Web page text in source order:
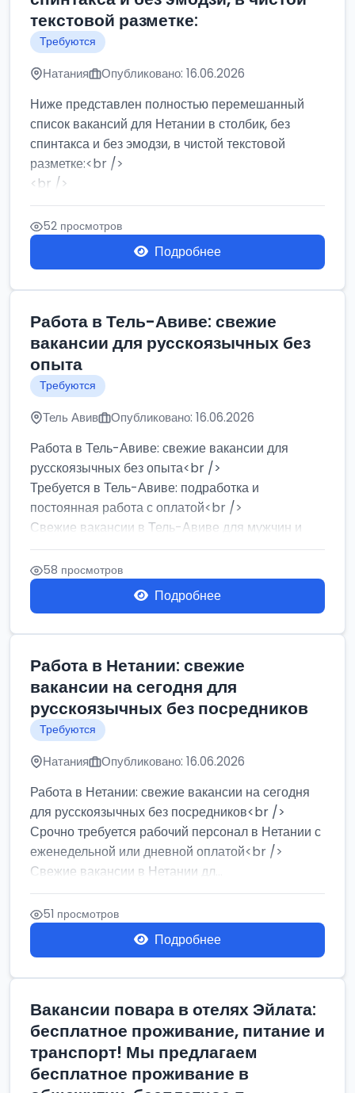
текстовой разметке:
Требуются
Натания Опубликовано: 16.06.2026
Ниже представлен полностью перемешанный
список вакансий для Нетании в столбик, без
спинтакса и без эмодзи, в чистой текстовой
разметке:<br />
<br />
Работа в Нетании на мебельном производстве:
требу...
52 просмотров
Подробнее
Работа в Тель-Авиве: свежие
вакансии для русскоязычных без
опыта
Требуются
Тель Авив Опубликовано: 16.06.2026
Работа в Тель-Авиве: свежие вакансии для
русскоязычных без опыта<br />
Требуется в Тель-Авиве: подработка и
постоянная работа с оплатой<br />
Свежие вакансии в Тель-Авиве для мужчин и
женщин от хозя...
58 просмотров
Подробнее
Работа в Нетании: свежие
вакансии на сегодня для
русскоязычных без посредников
Требуются
Натания Опубликовано: 16.06.2026
Работа в Нетании: свежие вакансии на сегодня
для русскоязычных без посредников<br />
Срочно требуется рабочий персонал в Нетании с
еженедельной или дневной оплатой<br />
Свежие вакансии в Нетании дл...
51 просмотров
Подробнее
Вакансии повара в отелях Эйлата:
бесплатное проживание, питание и
транспорт! Мы предлагаем
бесплатное проживание в